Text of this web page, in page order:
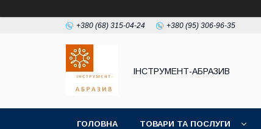
+380 (68) 315-04-24 +380 (95) 306-96-35
ІНСТРУМЕНТ-АБРАЗИВ
ГОЛОВНА ТОВАРИ ТА ПОСЛУГИ